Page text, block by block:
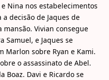
Nina nos estabelecimentos
decisão de Jaques de
Vivian consegue
Samuel, e Jaques se
Marlon sobre Ryan e Kami.
o assassinato de Abel.
Boaz. Davi e Ricardo se